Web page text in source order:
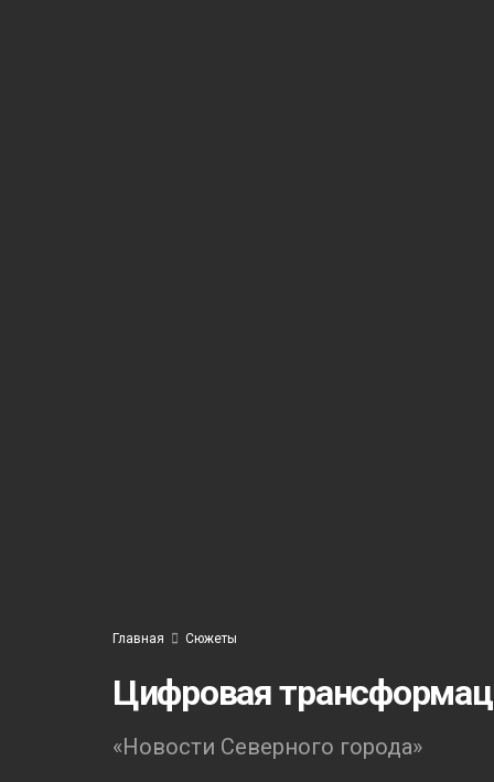
Главная Сюжеты
Цифровая
«Новости Северного города»